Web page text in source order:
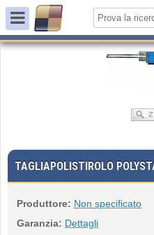
TAGLIAPOLISTIROLO
Produttore: Non specificato
Garanzia: Dettagli